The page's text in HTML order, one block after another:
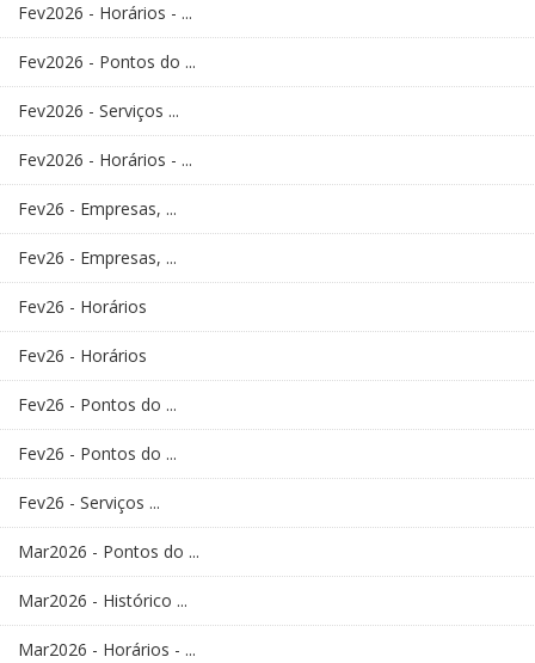
Fev2026 - Horários - ...
Fev2026 - Pontos do ...
Fev2026 - Serviços ...
Fev2026 - Horários - ...
Fev26 - Empresas, ...
Fev26 - Empresas, ...
Fev26 - Horários
Fev26 - Horários
Fev26 - Pontos do ...
Fev26 - Pontos do ...
Fev26 - Serviços ...
Mar2026 - Pontos do ...
Mar2026 - Histórico ...
Mar2026 - Horários - ...